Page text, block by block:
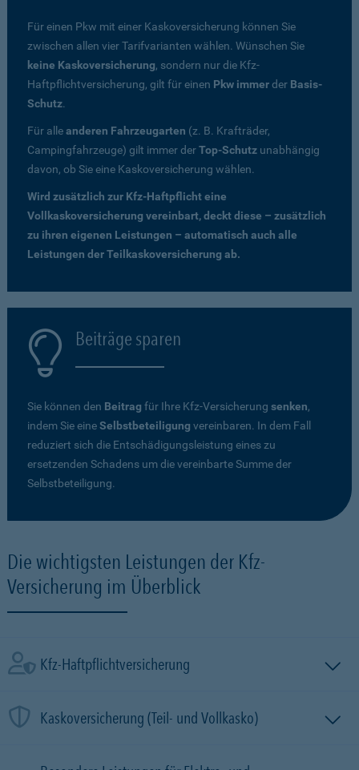
Für einen Pkw mit einer Kaskoversicherung können Sie
zwischen allen vier Tarifvarianten wählen. Wünschen Sie
keine Kaskoversicherung, sondern nur die Kfz-
Haftpflichtversicherung, gilt für einen Pkw immerder Basis-
Schutz.
Für alleanderen Fahrzeugarten (z. B. Krafträder,
Campingfahrzeuge) gilt immer derTop-Schutz unabhängig
davon, ob Sie eine Kaskoversicherung wählen.
Wird zusätzlich zur Kfz-Haftpflicht eine
Vollkaskoversicherung vereinbart, deckt diese – zusätzlich
zu ihren eigenen Leistungen – automatisch auch alle
Leistungen der Teilkaskoversicherung ab.
Beiträge sparen
Sie können den Beitrag für Ihre Kfz-Versicherung senken,
indem Sie eineSelbstbeteiligung vereinbaren. In dem Fall
reduziert sich die Entschädigungsleistung eines zu
ersetzenden Schadens um die vereinbarte Summe der
Selbstbeteiligung.
Die wichtigsten Leistungen der Kfz-
Versicherung im Überblick
Kfz-Haftpflichtversicherung
Kaskoversicherung (Teil- und Vollkasko)